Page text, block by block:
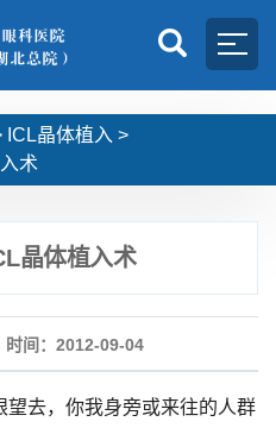
ICL晶体植入 >
术
晶体植入术
时间：2012-09-04
去，你我身旁或来往的人群